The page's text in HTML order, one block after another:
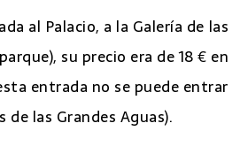
al Palacio, a la Galería de las
su precio era de 18 € en
entrada no se puede entrar
de las Grandes Aguas).